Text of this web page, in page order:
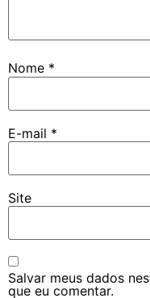
Nome *
E-mail *
Site
Salvar meus dados
que eu comentar.